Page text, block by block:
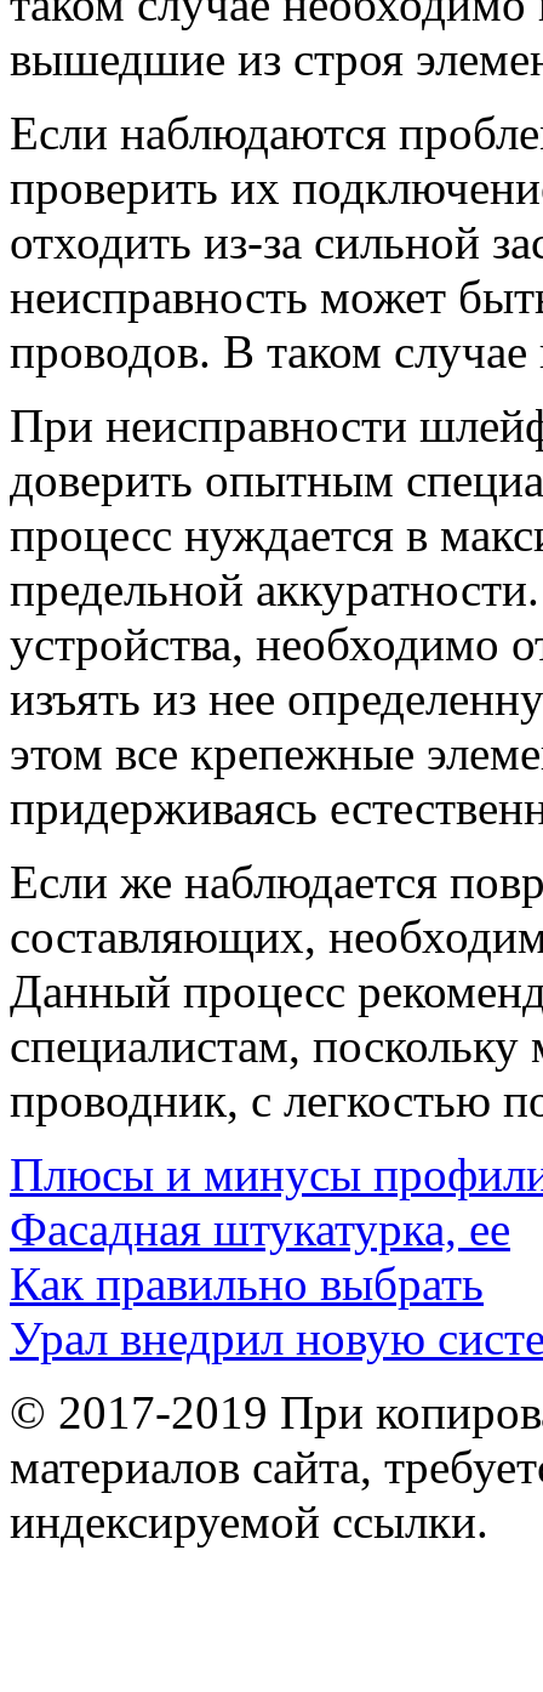
вышедшие из строя
Если наблюдаются
проверить их
отходить из-за сильной
неисправность может
проводов. В таком
При неисправности
доверить опытным
процесс нуждается в
предельной
устройства, необходимо
изъять из нее
этом все крепежные
придерживаясь
Если же наблюдается
составляющих,
Данный процесс
специалистам,
проводник, с легкостью
Плюсы и минусы
Фасадная штукатурка, ее
Как правильно выбрать
Урал внедрил новую
© 2017-2019 При
материалов сайта,
индексируемой ссылки.